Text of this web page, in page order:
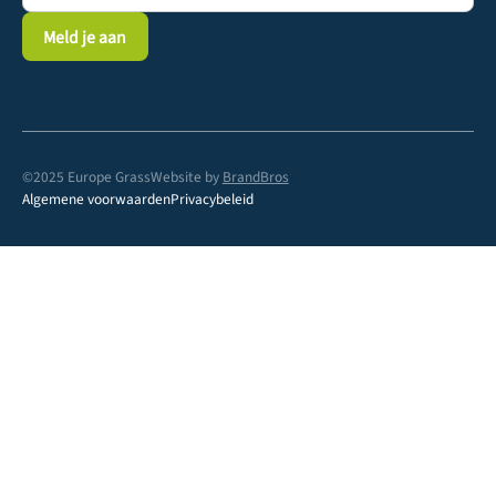
©2025 Europe GrassWebsite by BrandBros
Algemene voorwaardenPrivacybeleid